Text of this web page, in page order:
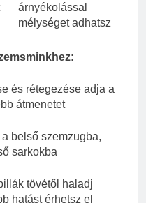
árnyékolással
mélységet adhatsz
és rétegezése adja a
átmenetet
belső szemzugba,
sarkokba
tövétől haladj
hatást érhetsz el